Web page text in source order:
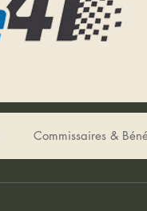
Rallye Historique du
Commissaires &